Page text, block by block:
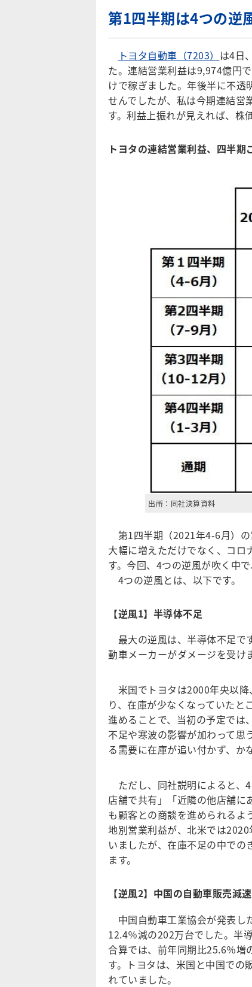
第1四半期は4つの逆
トヨタ自動車（7203） は4日
た。連結営業利益は9,974億円
けで稼ぎました。年後半に不透
せんでしたが、私は今期連結営
す。利益上振れが見えれば、株
トヨタの連結営業利益、四半
出所：同社決算資料
第1四半期（2021年4-6月）
大幅に増えただけでなく、コ
す。今回、4つの逆風が吹く中
4つの逆風とは、以下です。
【逆風1】半導体不足
最大の逆風は、半導体不足で
動車メーカーがダメージを受け
米国でトヨタは2000年央以降
り、在庫が少なくなっていたと
進めることで、当初の予定では
不足や寒波の影響が加わって思
る需要に在庫が追い付かず、か
ただし、同社説明によると、
店舗で共有」「近隣の他店舗に
も顧客との商談を進められるよ
地別営業利益が、北米では
いましたが、在庫不足の中で
ます。
【逆風2】中国の自動車販売減速
中国自動車工業協会が発表し
12.4％減の202万台でした。半
合算では、前年同期比25.6％増
す。トヨタは、米国と中国での
れていました。